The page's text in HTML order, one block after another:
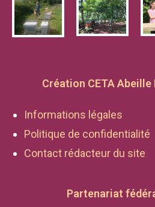
Création CETA Abeille
Informations légales
Politique de confidentialité
Contact rédacteur du site
Partenariat